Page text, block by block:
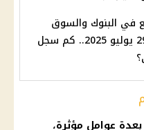
في البنوك والسوق
الموازية الثلاثاء 29 يوليو 2025.. كم سجل
عوامل مؤثرة،